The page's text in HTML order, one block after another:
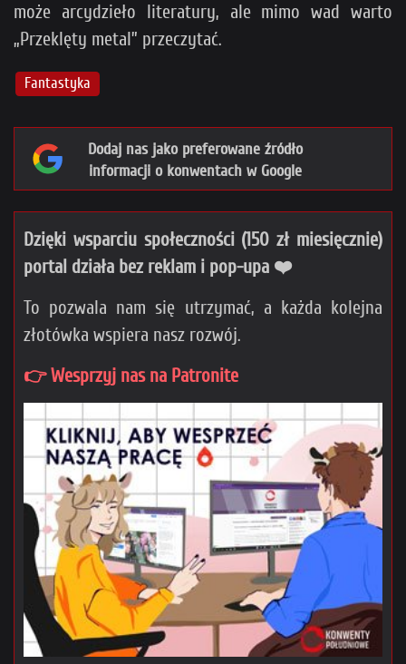
może arcydzieło literatury, ale mimo wad warto
„Przeklęty metal” przeczytać.
Fantastyka
Dodaj nas jako preferowane źródło
informacji o konwentach w Google
Dzięki wsparciu społeczności (150 zł miesięcznie)
portal działa bez reklam i pop-upa ❤️
To pozwala nam się utrzymać, a każda kolejna
złotówka wspiera nasz rozwój.
👉 Wesprzyj nas na Patronite